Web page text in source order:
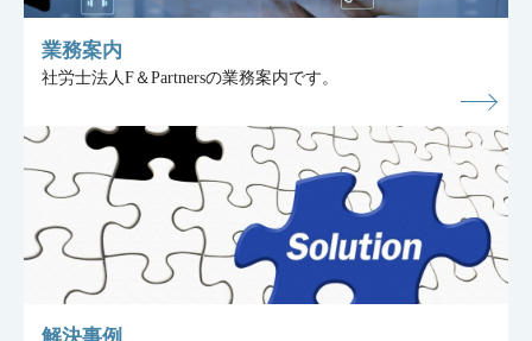
業務案内
社労士法人F＆Partnersの業務案内です。